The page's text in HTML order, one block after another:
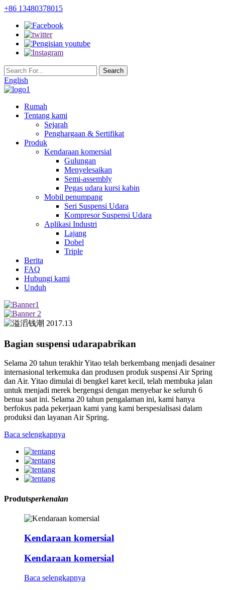
+86 13480378015
English
Rumah
Tentang kami
Sejarah
Penghargaan & Sertifikat
Produk
Kendaraan komersial
Gulungan
Menyelesaikan
Semi-assembly
Pegas udara kursi kabin
Mobil penumpang
Seri Suspensi Udara
Kompresor Suspensi Udara
Aplikasi Industri
Lajang
Dobel
Triple
Berita
FAQ
Hubungi kami
Unduh
Bagian suspensi udarapabrikan
Selama 20 tahun terakhir Yitao telah berkembang menjadi desainer
internasional terkemuka dan produsen produk suspensi Air Spring
dan Air. Yitao dimulai di bengkel karet kecil, telah membuka jalan
untuk menjadi merek bergengsi dengan menyebar ke seluruh 6
benua saat ini. Selama 20 tahun pengalaman ini, kami hanya
berfokus pada pekerjaan kami yang kami berspesialisasi dalam
produksi dan layanan Air Spring.
Baca selengkapnya
Produtsperkenalan
Kendaraan komersial
Kendaraan komersial
Baca selengkapnya